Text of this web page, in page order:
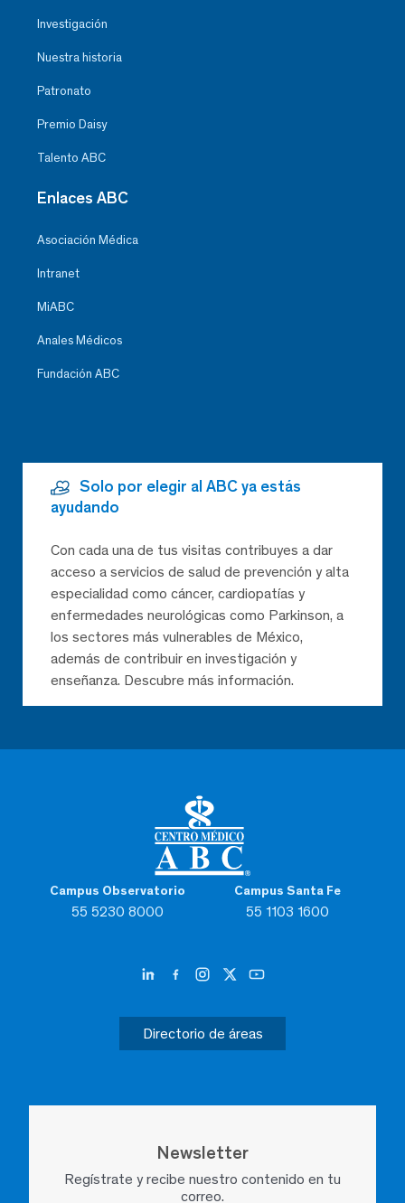
Campus Observatorio
55 5230 8000
Campus Santa Fe
55 1103 1600
Directorio de áreas
Newsletter
Regístrate y recibe nuestro contenido en tu
correo.
Investigación
Nuestra historia
Patronato
Premio Daisy
Talento ABC
Enlaces ABC
Asociación Médica
Intranet
MiABC
Anales Médicos
Fundación ABC
Solo por elegir al ABC ya estás
ayudando
Con cada una de tus visitas contribuyes a dar
acceso a servicios de salud de prevención y alta
especialidad como cáncer, cardiopatías y
enfermedades neurológicas como Parkinson, a
los sectores más vulnerables de México,
además de contribuir en investigación y
enseñanza. Descubre más información.